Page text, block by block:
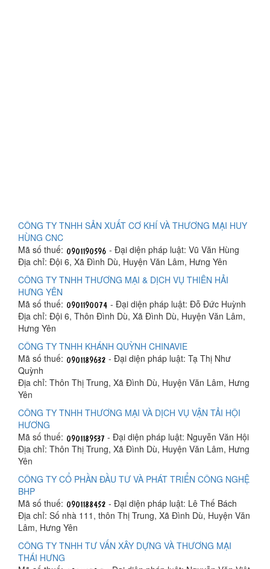
CÔNG TY TNHH SẢN XUẤT CƠ KHÍ VÀ THƯƠNG MẠI HUY
HÙNG CNC
Mã số thuế:
- Đại diện pháp luật: Vũ Văn Hùng
Địa chỉ: Đội 6, Xã Đình Dù, Huyện Văn Lâm, Hưng Yên
CÔNG TY TNHH THƯƠNG MẠI & DỊCH VỤ THIÊN HẢI
HƯNG YÊN
Mã số thuế:
- Đại diện pháp luật: Đỗ Đức Huỳnh
Địa chỉ: Đội 6, Thôn Đình Dù, Xã Đình Dù, Huyện Văn Lâm,
Hưng Yên
CÔNG TY TNHH KHÁNH QUỲNH CHINAVIE
Mã số thuế:
- Đại diện pháp luật: Tạ Thị Như
Quỳnh
Địa chỉ: Thôn Thị Trung, Xã Đình Dù, Huyện Văn Lâm, Hưng
Yên
CÔNG TY TNHH THƯƠNG MẠI VÀ DỊCH VỤ VẬN TẢI HỘI
HƯƠNG
Mã số thuế:
- Đại diện pháp luật: Nguyễn Văn Hội
Địa chỉ: Thôn Thị Trung, Xã Đình Dù, Huyện Văn Lâm, Hưng
Yên
CÔNG TY CỔ PHẦN ĐẦU TƯ VÀ PHÁT TRIỂN CÔNG NGHỆ
BHP
Mã số thuế:
- Đại diện pháp luật: Lê Thế Bách
Địa chỉ: Số nhà 111, thôn Thị Trung, Xã Đình Dù, Huyện Văn
Lâm, Hưng Yên
CÔNG TY TNHH TƯ VẤN XÂY DỰNG VÀ THƯƠNG MẠI
THÁI HƯNG